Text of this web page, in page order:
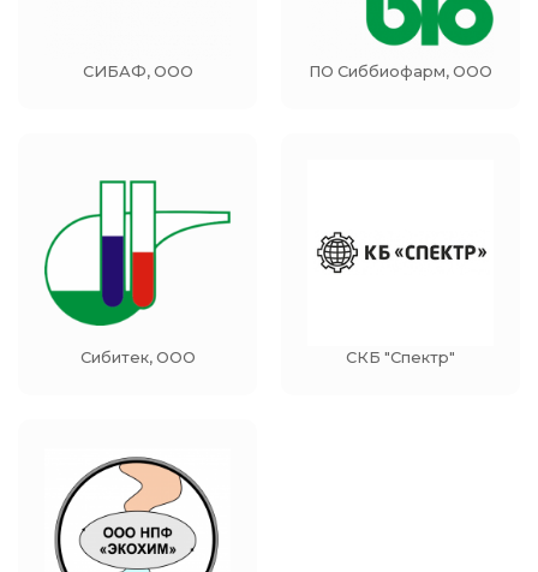
СИБАФ, ООО ПО Сиббиофарм, ООО
Сибитек, ООО СКБ "Спектр"